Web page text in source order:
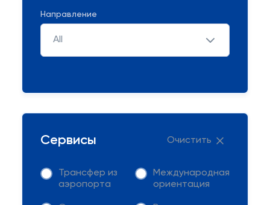
Направление
All
Сервисы Очистить
Трансфер из
аэропорта
Международная
ориентация